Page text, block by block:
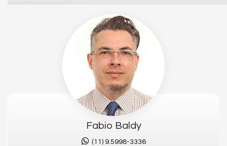
BAIRRO MIRANDÓPOLIS:
Fabio Baldy
(11) 9.5998-3336